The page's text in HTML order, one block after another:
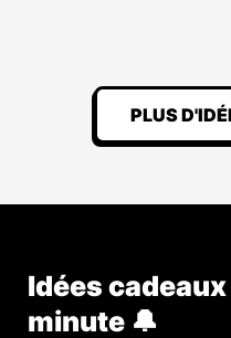
PLUS
Idées
minute 🔔